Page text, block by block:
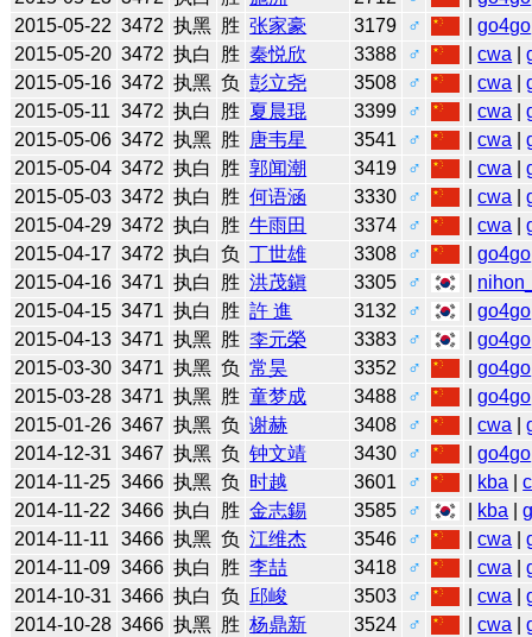
2015-05-22 3472 执黑 胜 张家豪 3179 ♂ |go4go
2015-05-20 3472 执白 胜 秦悦欣 3388 ♂ |cwa |
2015-05-16 3472 执黑 负 彭立尧 3508 ♂ |cwa |
2015-05-11 3472 执白 胜 夏晨琨 3399 ♂ |cwa |
2015-05-06 3472 执黑 胜 唐韦星 3541 ♂ |cwa |
2015-05-04 3472 执白 胜 郭闻潮 3419 ♂ |cwa |
2015-05-03 3472 执白 胜 何语涵 3330 ♂ |cwa |
2015-04-29 3472 执白 胜 牛雨田 3374 ♂ |cwa |
2015-04-17 3472 执白 负 丁世雄 3308 ♂ |go4go
2015-04-16 3471 执白 胜 洪茂鎭 3305 ♂
2015-04-15 3471 执白 胜 許 進 3132 ♂ |go4go
2015-04-13 3471 执黑 胜 李元榮 3383 ♂ |go4go
2015-03-30 3471 执黑 负 常昊 3352 ♂ |go4go
2015-03-28 3471 执黑 胜 童梦成 3488 ♂ |go4go
2015-01-26 3467 执黑 负 谢赫 3408 ♂ |cwa |
2014-12-31 3467 执黑 负 钟文靖 3430 ♂ |go4go
2014-11-25 3466 执黑 负 时越 3601 ♂ kba |
2014-11-22 3466 执白 胜 金志錫 3585 ♂ kba |
2014-11-11
3466 执黑 负 江维杰 3546 ♂ |cwa |
2014-11-09 3466 执白 胜 李喆 3418 ♂ |cwa |
2014-10-31 3466 执白 负 邱峻 3503 ♂ |cwa |
2014-10-28 3466 执黑 胜 杨鼎新 3524 ♂ |cwa |